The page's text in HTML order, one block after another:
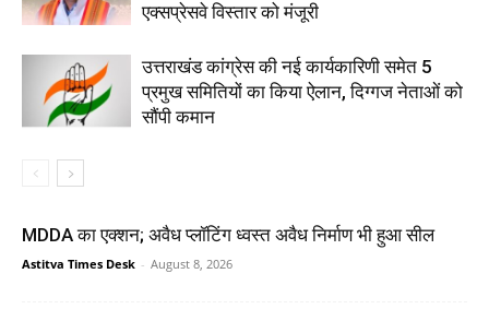
एक्सप्रेसवे विस्तार को मंजूरी
उत्तराखंड कांग्रेस की नई कार्यकारिणी समेत 5
प्रमुख समितियों का किया ऐलान, दिग्गज नेताओं को
सौंपी कमान
MDDA का एक्शन; अवैध प्लॉटिंग ध्वस्त अवैध निर्माण भी हुआ सील
Astitva Times Desk - August 8, 2026